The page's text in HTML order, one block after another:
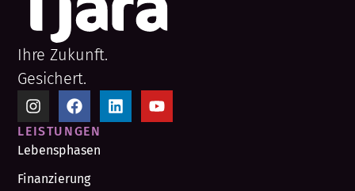
Ihre Zukunft.
Gesichert.
LEISTUNGEN
Lebensphasen
Finanzierung